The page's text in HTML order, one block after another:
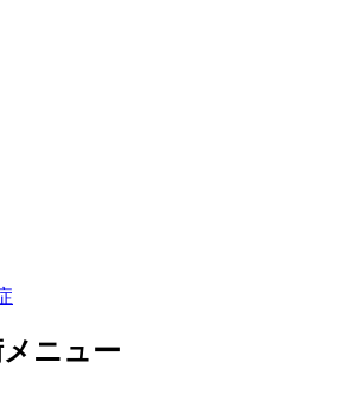
ニュー